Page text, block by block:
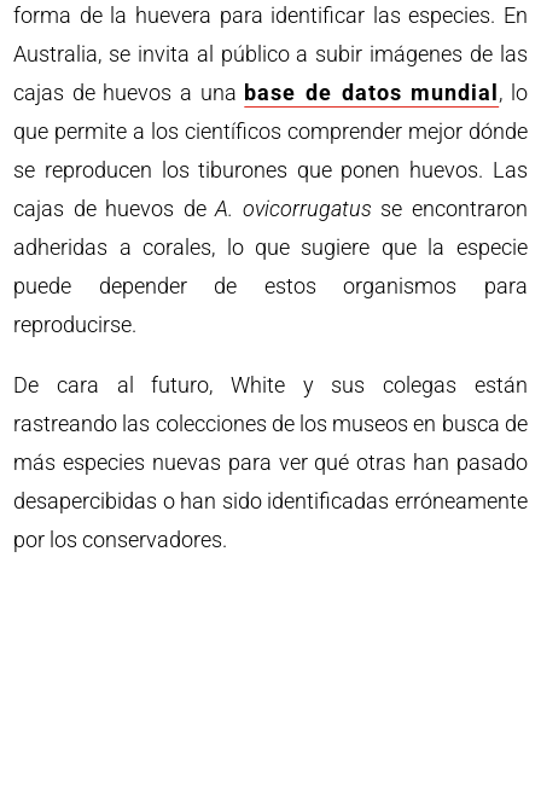
forma de la huevera para identificar las especies. En
Australia, se invita al público a subir imágenes de las
cajas de huevos a una base de datos mundial, lo
que permite a los científicos comprender mejor dónde
se reproducen los tiburones que ponen huevos. Las
cajas de huevos deA. ovicorrugatus se encontraron
adheridas a corales, lo que sugiere que la especie
puede depender de estos organismos para
reproducirse.
De cara al futuro, White y sus colegas están
rastreando las colecciones de los museos en busca de
más especies nuevas para ver qué otras han pasado
desapercibidas o han sido identificadas erróneamente
por los conservadores.